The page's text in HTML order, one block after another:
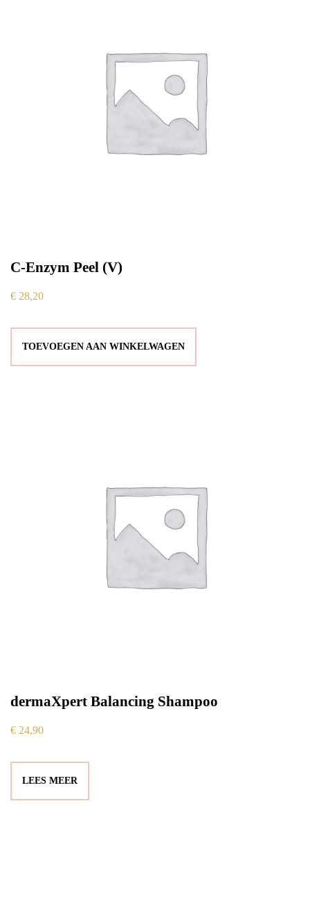
C-Enzym Peel (V)
€ 28,20
TOEVOEGEN AAN WINKELWAGEN
dermaXpert Balancing Shampoo
€ 24,90
LEES MEER